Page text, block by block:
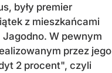
były premier
z mieszkańcami
Jagodno. W pewnym
przez jego
2 procent", czyli